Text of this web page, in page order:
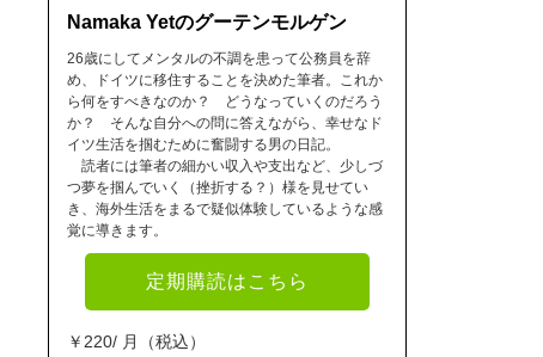
Namaka Yetのグーテンモルゲン
26歳にしてメンタルの不調を患って公務員を辞
め、ドイツに移住することを決めた筆者。これか
ら何をすべきなのか？ どうなっていくのだろう
か？ そんな自分への問に答えながら、幸せなド
イツ生活を掴むために奮闘する男の日記。
読者には筆者の細かい収入や支出など、少しづ
つ夢を掴んでいく（挫折する？）様を見せてい
き、海外生活をまるで疑似体験しているような感
覚に導きます。
定期購読はこちら
￥220/ 月（税込）